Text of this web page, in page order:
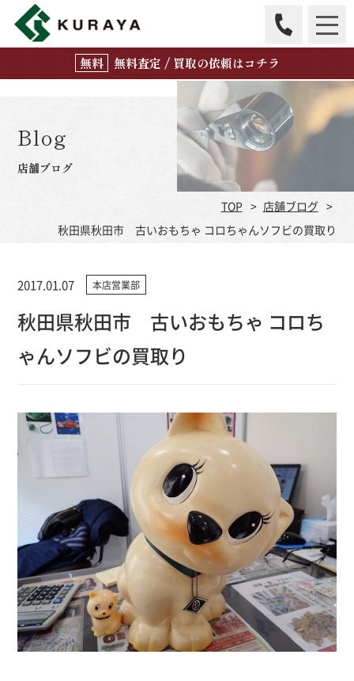
無料査定 / 買取の依頼はコチラ
Blog
店舗ブログ
TOP
店舗ブログ
秋田県秋田市 古いおもちゃ コロちゃんソフビの買取り
2017.01.07 本店営業部
秋田県秋田市 古いおもちゃ コロち
ゃんソフビの買取り